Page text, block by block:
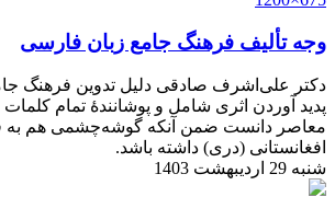
وجه تألیف فرهنگ جامع زبان فارسی
دکتر علی‌اشرف صادقی دلیل تدوین فرهنگ
پدید آوردن اثری شامل و پوشانندۀ تمام
معاصر دانست ضمن آنکه گوشه‌چشمی هم به
افغانستانی (دری) داشته باشد.
شنبه 29 اردیبهشت 1403